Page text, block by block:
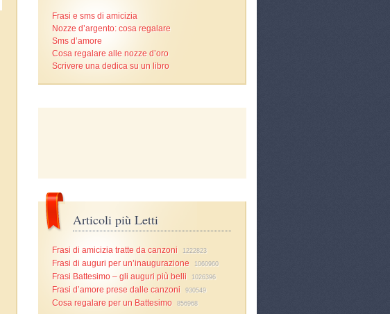
Frasi e sms di amicizia
Nozze d’argento: cosa regalare
Sms d’amore
Cosa regalare alle nozze d’oro
Scrivere una dedica su un libro
Articoli più Letti
Frasi di amicizia tratte da canzoni 1222823
Frasi di auguri per un’inaugurazione 1060960
Frasi Battesimo – gli auguri più belli 1026396
Frasi d’amore prese dalle canzoni 930549
Cosa regalare per un Battesimo 856968